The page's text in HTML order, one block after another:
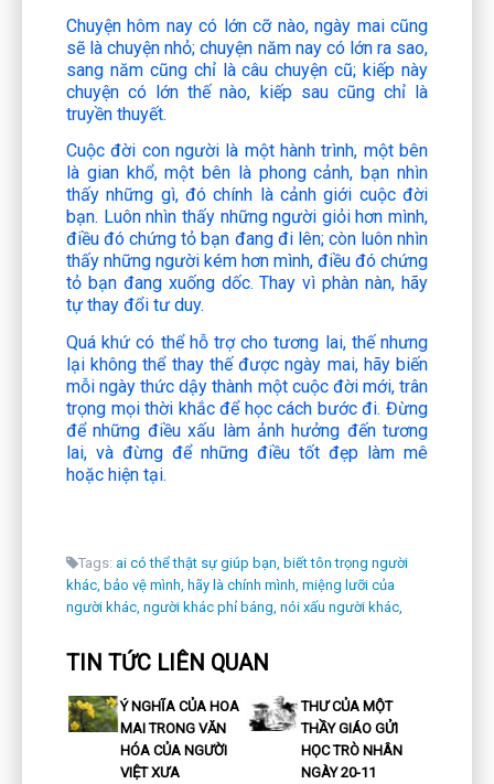
Chuyện hôm nay có lớn cỡ nào, ngày mai cũng
sẽ là chuyện nhỏ; chuyện năm nay có lớn ra sao,
sang năm cũng chỉ là câu chuyện cũ; kiếp này
chuyện có lớn thế nào, kiếp sau cũng chỉ là
truyền thuyết.
Cuộc đời con người là một hành trình, một bên
là gian khổ, một bên là phong cảnh, bạn nhìn
thấy những gì, đó chính là cảnh giới cuộc đời
bạn. Luôn nhìn thấy những người giỏi hơn mình,
điều đó chứng tỏ bạn đang đi lên; còn luôn nhìn
thấy những người kém hơn mình, điều đó chứng
tỏ bạn đang xuống dốc. Thay vì phàn nàn, hãy
tự thay đổi tư duy.
Quá khứ có thể hỗ trợ cho tương lai, thế nhưng
lại không thể thay thế được ngày mai, hãy biến
mỗi ngày thức dậy thành một cuộc đời mới, trân
trọng mọi thời khắc để học cách bước đi. Đừng
để những điều xấu làm ảnh hưởng đến tương
lai, và đừng để những điều tốt đẹp làm mê
hoặc hiện tại.
Tags: ai có thể thật sự giúp bạn, biết tôn trọng người
khác, bảo vệ mình, hãy là chính mình, miệng lưỡi của
người khác, người khác phỉ báng, nói xấu người khác,
TIN TỨC LIÊN QUAN
Ý NGHĨA CỦA HOA
MAI TRONG VĂN
HÓA CỦA NGƯỜI
VIỆT XƯA
THƯ CỦA MỘT
THẦY GIÁO GỬI
HỌC TRÒ NHÂN
NGÀY 20-11